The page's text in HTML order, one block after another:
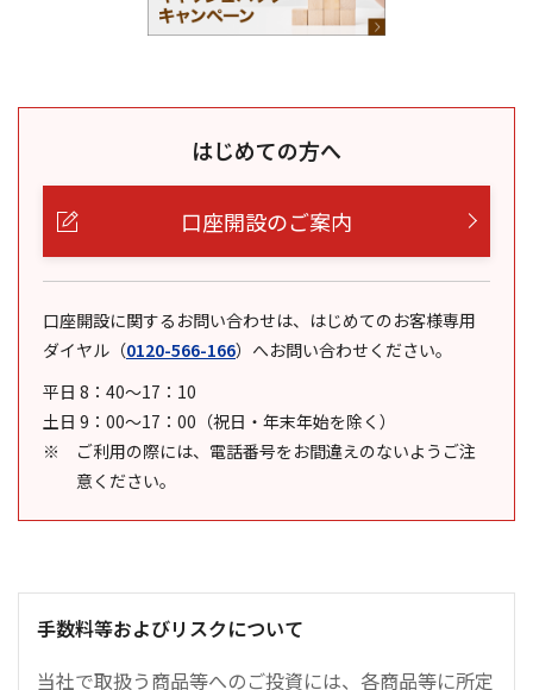
はじめての方へ
口座開設のご案内
口座開設に関するお問い合わせは、はじめてのお客様専用
ダイヤル （0120-566-166） へお問い合わせください。
平日 8：40～17：10
土日 9：00～17：00（祝日・年末年始を除く）
ご利用の際には、電話番号をお間違えのないようご注
意ください。
手数料等およびリスクについて
当社で取扱う商品等へのご投資には、各商品等に所定